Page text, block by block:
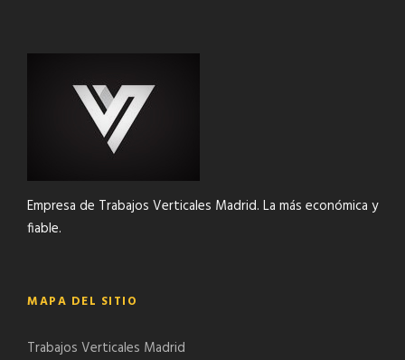
Empresa de Trabajos Verticales Madrid. La más económica y
fiable.
MAPA DEL SITIO
Trabajos Verticales Madrid